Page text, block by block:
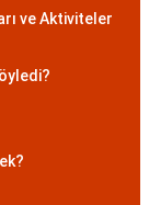
ve Aktiviteler